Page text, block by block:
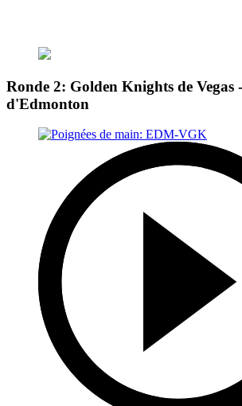
Ronde 2: Golden Knights de Vegas
d'Edmonton